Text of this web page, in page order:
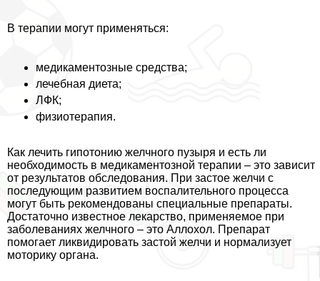
В терапии могут применяться:
медикаментозные средства;
лечебная диета;
ЛФК;
физиотерапия.
Как лечить гипотонию желчного пузыря и есть ли
необходимость в медикаментозной терапии – это зависит
от результатов обследования. При застое желчи с
последующим развитием воспалительного процесса
могут быть рекомендованы специальные препараты.
Достаточно известное лекарство, применяемое при
заболеваниях желчного – это Аллохол. Препарат
помогает ликвидировать застой желчи и нормализует
моторику органа.